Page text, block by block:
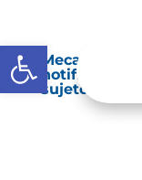
Abrir barra de
notificación
sujeto